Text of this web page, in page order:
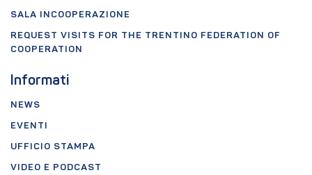
SALA INCOOPERAZIONE
REQUEST VISITS FOR THE TRENTINO FEDERATION OF
COOPERATION
Informati
NEWS
EVENTI
UFFICIO STAMPA
VIDEO E PODCAST